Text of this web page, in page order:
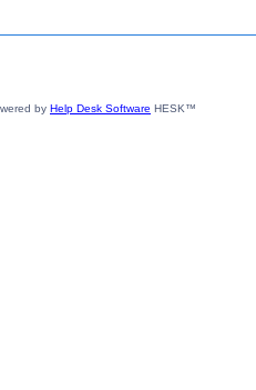
by Help Desk Software HESK™